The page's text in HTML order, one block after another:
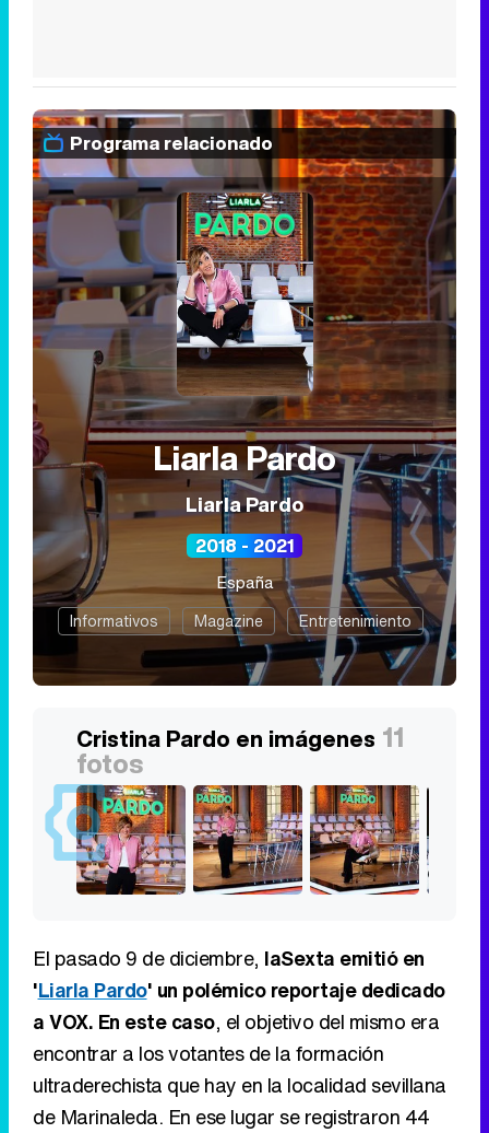
Programa relacionado
Liarla Pardo
Liarla Pardo
2018 - 2021
España
Informativos Magazine Entretenimiento
Cristina Pardo en imágenes 11
fotos
El pasado 9 de diciembre, laSexta emitió en
'Liarla Pardo' un polémico reportaje dedicado
a VOX. En este caso, el objetivo del mismo era
encontrar a los votantes de la formación
ultraderechista que hay en la localidad sevillana
de Marinaleda. En ese lugar se registraron 44